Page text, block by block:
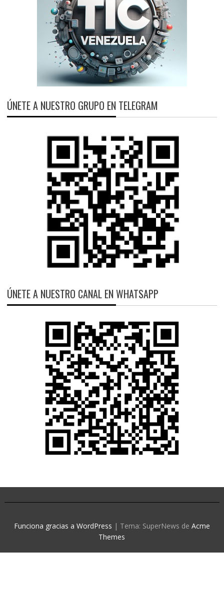
ÚNETE A NUESTRO GRUPO EN TELEGRAM
ÚNETE A NUESTRO CANAL EN WHATSAPP
Funciona gracias a WordPress | Tema: SuperNews de Acme
Themes